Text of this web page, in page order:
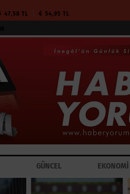
47,58 TL 54,95 TL
GÜNCEL EKONOMİ